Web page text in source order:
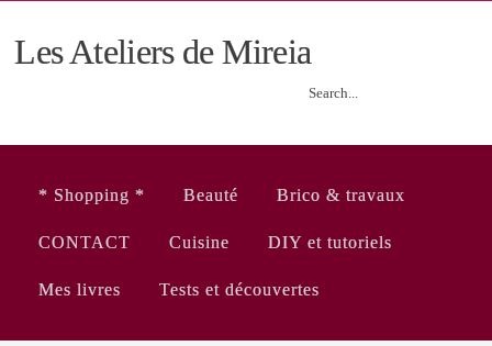
Les Ateliers de Mireia
* Shopping * Beauté Brico & travaux
CONTACT Cuisine DIY et tutoriels
Mes livres Tests et découvertes